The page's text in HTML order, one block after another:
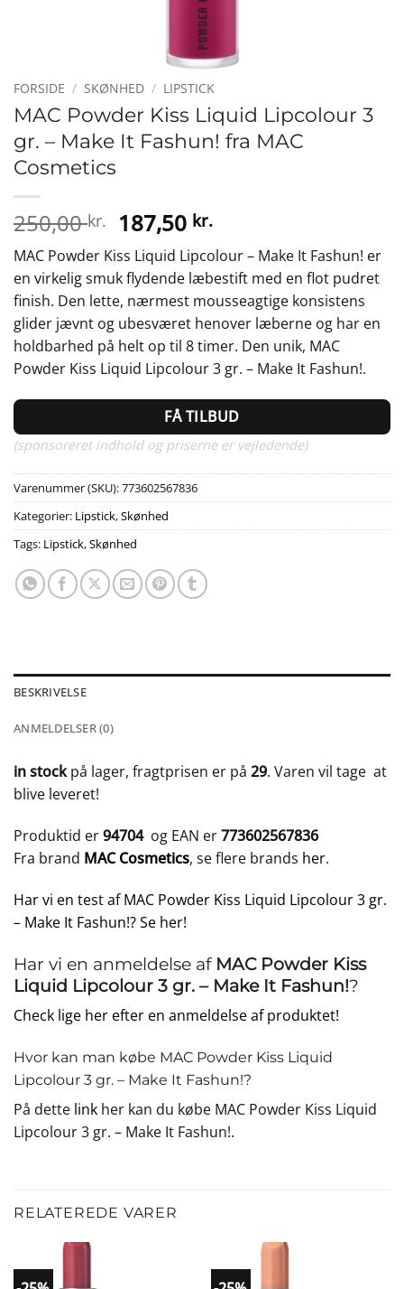
FORSIDE / SKØNHED / LIPSTICK
MAC Powder Kiss Liquid Lipcolour 3
gr. – Make It Fashun! fra MAC
Cosmetics
250,00kr. Den
oprindelige
pris
var:
250,00 kr..
187,50 kr.Den
aktuelle
pris
er:
187,50 kr..
MAC Powder Kiss Liquid Lipcolour – Make It Fashun! er
en virkelig smuk flydende læbestift med en flot pudret
finish. Den lette, nærmest mousseagtige konsistens
glider jævnt og ubesværet henover læberne og har en
holdbarhed på helt op til 8 timer. Den unik, MAC
Powder Kiss Liquid Lipcolour 3 gr. – Make It Fashun!.
FÅ TILBUD
(sponsoreret indhold og priserne er vejledende)
Varenummer (SKU):773602567836
Kategorier: Lipstick,Skønhed
Tags: Lipstick,Skønhed
BESKRIVELSE
ANMELDELSER (0)
in stockpå lager, fragtprisen er på 29. Varen vil tage at
blive leveret!
Produktid er94704 og EAN er773602567836
Fra brand MAC Cosmetics, se flere brands her.
Har vi en test af MAC Powder Kiss Liquid Lipcolour 3 gr.
– Make It Fashun!? Se her!
Har vi en anmeldelse af MAC Powder Kiss
Liquid Lipcolour 3 gr. – Make It Fashun!?
Check lige her efter en anmeldelse af produktet!
Hvor kan man købe MAC Powder Kiss Liquid
Lipcolour 3 gr. – Make It Fashun!?
På dette link her kan du købe MAC Powder Kiss Liquid
Lipcolour 3 gr. – Make It Fashun!.
RELATEREDE VARER